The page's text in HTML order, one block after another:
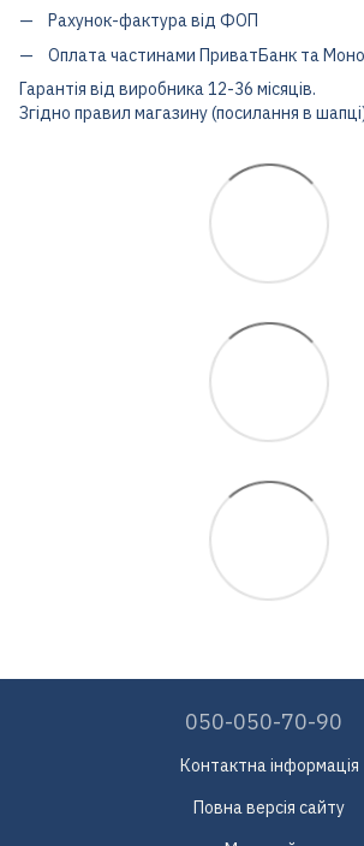
Рахунок-фактура від ФОП
Оплата частинами ПриватБанк та
Гарантія від виробника 12-36 місяців.
Згідно правил магазину (посилання в
050-050-70-90
Контактна інформація
Повна версія сайту